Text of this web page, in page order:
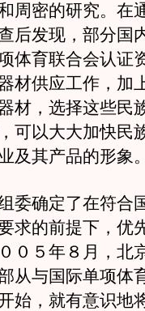
周密的研究。在
后发现，部分国
体育联合会认证
材供应工作，加
材，选择这些民
可以大大加快民
及其产品的形象
确定了在符合
求的前提下，优
０５年８月，北
从与国际单项体
始，就有意识地